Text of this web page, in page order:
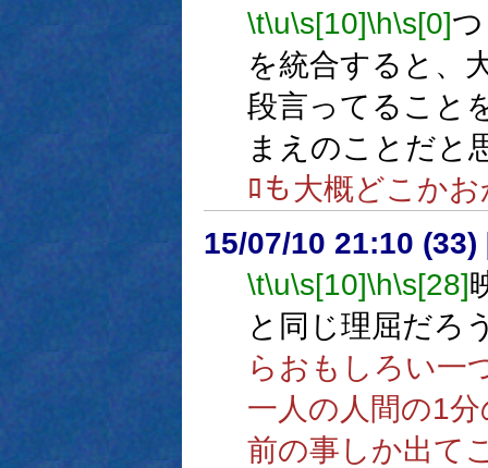
\t\u\s[10]\h\s[0]
を統合すると、
段言ってること
まえのことだと
ﾛも大概どこか
15/07/10 21:10 (33)
\t\u\s[10]\h\s[28]
と同じ理屈だろ
らおもしろい一
一人の人間の1
前の事しか出て